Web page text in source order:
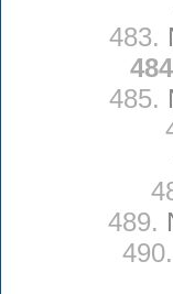
483.
485.
489.
490.